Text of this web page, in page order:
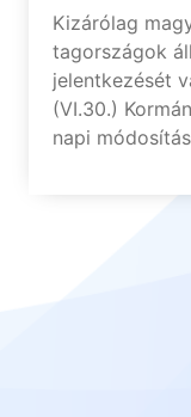
Kizárólag
tagországok
jelentkezését
(VI.30.)
napi